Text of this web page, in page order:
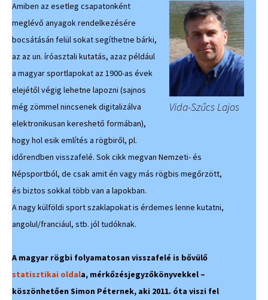
Vida-Szűcs Lajos
Amiben az esetleg csapatonként
meglévő anyagok rendelkezésére
bocsátásán felül sokat segíthetne bárki,
az az un. íróasztali kutatás, azaz például
a magyar sportlapokat az 1900-as évek
elejétől végig lehetne lapozni (sajnos
még zömmel nincsenek digitalizálva
elektronikusan kereshető formában),
hogy hol esik említés a rögbiről, pl.
időrendben visszafelé. Sok cikk megvan Nemzeti- és
Népsportból, de csak amit én vagy más rögbis megőrzött,
és biztos sokkal több van a lapokban.
A nagy külföldi sport szaklapokat is érdemes lenne kutatni,
angolul/franciául, stb. jól tudóknak.
A magyar rögbi folyamatosan visszafelé is bővülő
statisztikai oldala, mérkőzésjegyzőkönyvekkel –
köszönhetően Simon Péternek, aki 2011. óta viszi fel